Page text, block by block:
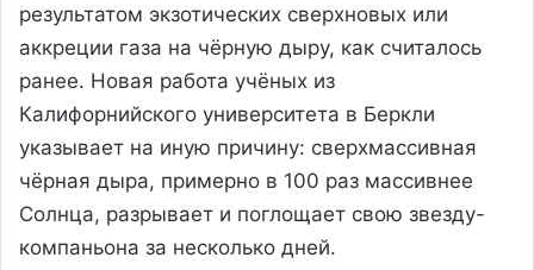
результатом экзотических сверхновых или
аккреции газа на чёрную дыру, как считалось
ранее. Новая работа учёных из
Калифорнийского университета в Беркли
указывает на иную причину: сверхмассивная
чёрная дыра, примерно в 100 раз массивнее
Солнца, разрывает и поглощает свою звезду-
компаньона за несколько дней.